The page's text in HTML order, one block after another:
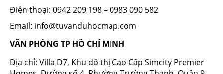
Điện thoại: 0942 209 198 – 0983 090 582
Email: info@tuvanduhocmap.com
VĂN PHÒNG TP HỒ CHÍ MINH
Địa chỉ: Villa D7, Khu đô thị Cao Cấp Simcity Premier